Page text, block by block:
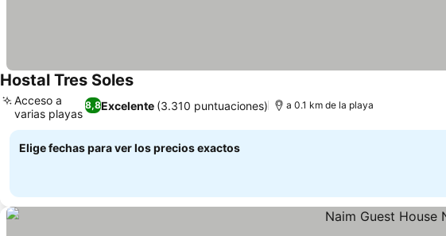
Hostal Tres Soles
8,8Excelente (3.310 puntuaciones)
Acceso a
varias playas
a 0.1 km de la playa
Elige fechas para ver los precios exactos